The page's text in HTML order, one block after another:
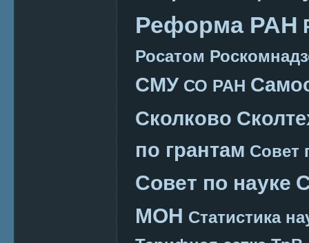
Реформа РАН
Росатом
СМУ СО РАН
Сколково
по грантам Совет
Совет по науке
МОН Статистика